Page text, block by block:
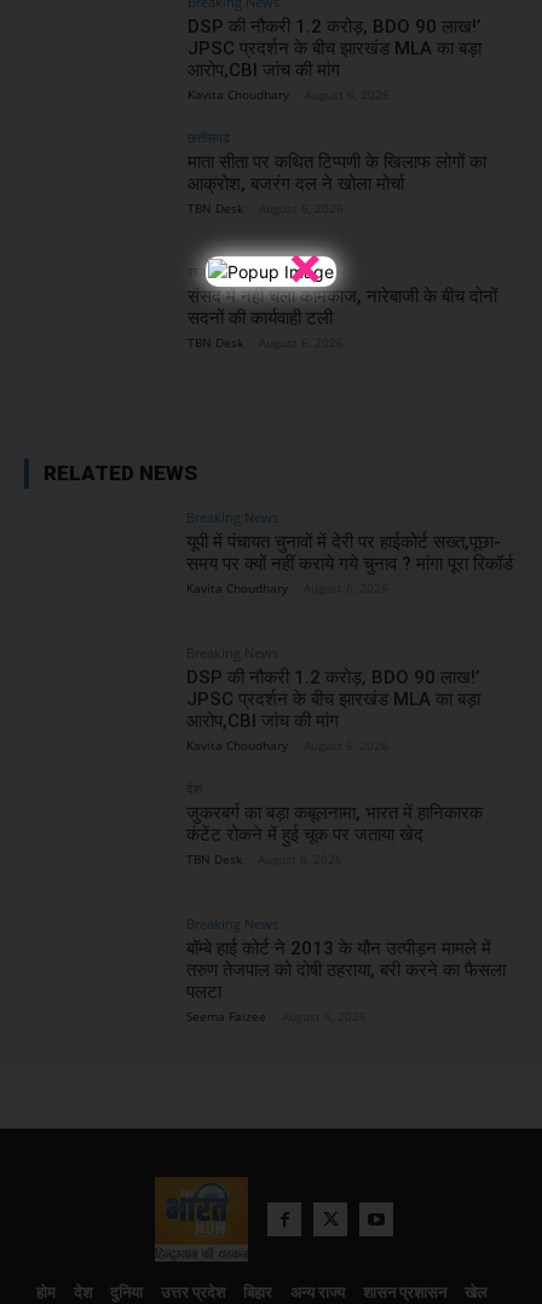
×
DSP की नौकरी 1.2 करोड़, BDO 90 लाख!’
JPSC प्रदर्शन के बीच झारखंड MLA का बड़ा
आरोप,CBI जांच की मांग
Kavita Choudhary
छत्तीसगढ़
माता सीता पर कथित टिप्पणी के खिलाफ लोगों का
आक्रोश, बजरंग दल ने खोला मोर्चा
TBN Desk
राजनीति
संसद में नहीं चला कामकाज, नारेबाजी के बीच दोनों
सदनों की कार्यवाही टली
TBN Desk
RELATED NEWS
Breaking News
यूपी में पंचायत चुनावों में देरी पर हाईकोर्ट सख्त,पूछा-
समय पर क्यों नहीं कराये गये चुनाव ? मांगा पूरा रिकॉर्ड
Kavita Choudhary
Breaking News
DSP की नौकरी 1.2 करोड़, BDO 90 लाख!’
JPSC प्रदर्शन के बीच झारखंड MLA का बड़ा
आरोप,CBI जांच की मांग
Kavita Choudhary
देश
जुकरबर्ग का बड़ा कबूलनामा, भारत में हानिकारक
कंटेंट रोकने में हुई चूक पर जताया खेद
TBN Desk
Breaking News
बॉम्बे हाई कोर्ट ने 2013 के यौन उत्पीड़न मामले में
तरुण तेजपाल को दोषी ठहराया, बरी करने का फैसला
पलटा
Seema Faizee
होम देश दुनिया उत्तर प्रदेश बिहार अन्य राज्य शासन प्रशासन
खेल